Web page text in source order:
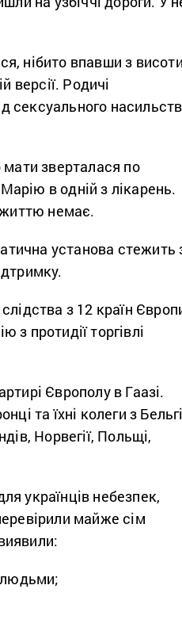
нібито впавши з висоти
версії. Родичі
сексуального
мати зверталася по
в одній з лікарень.
життю немає.
установа стежить
з 12 країн
з протидії торгівлі
Європолу в Гаазі.
та їхні колеги з
Норвегії, Польщі,
українців небезпек,
майже сім
людьми;